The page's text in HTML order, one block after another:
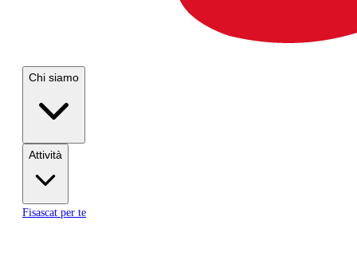
Chi siamo
Attività
Fisascat per te